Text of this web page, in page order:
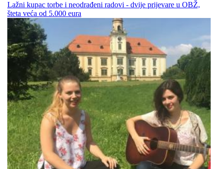
Lažni kupac torbe i neodrađeni radovi - dvije prijevare u OBŽ,
šteta veća od 5.000 eura